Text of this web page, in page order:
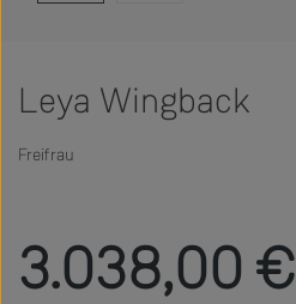
Leya Wingback
Freifrau
3.038,00 €